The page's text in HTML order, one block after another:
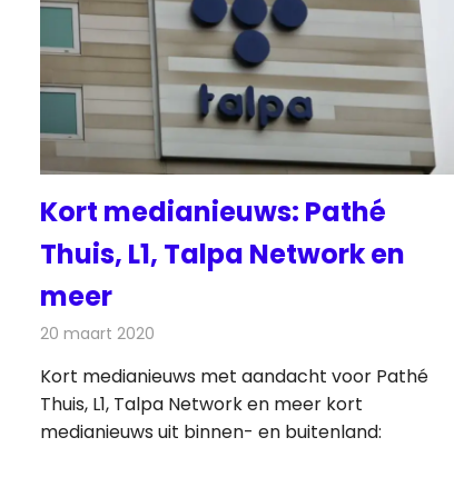
Kort medianieuws: Pathé
Thuis, L1, Talpa Network en
meer
20 maart 2020
Kort medianieuws met aandacht voor Pathé
Thuis, L1, Talpa Network en meer kort
medianieuws uit binnen- en buitenland: